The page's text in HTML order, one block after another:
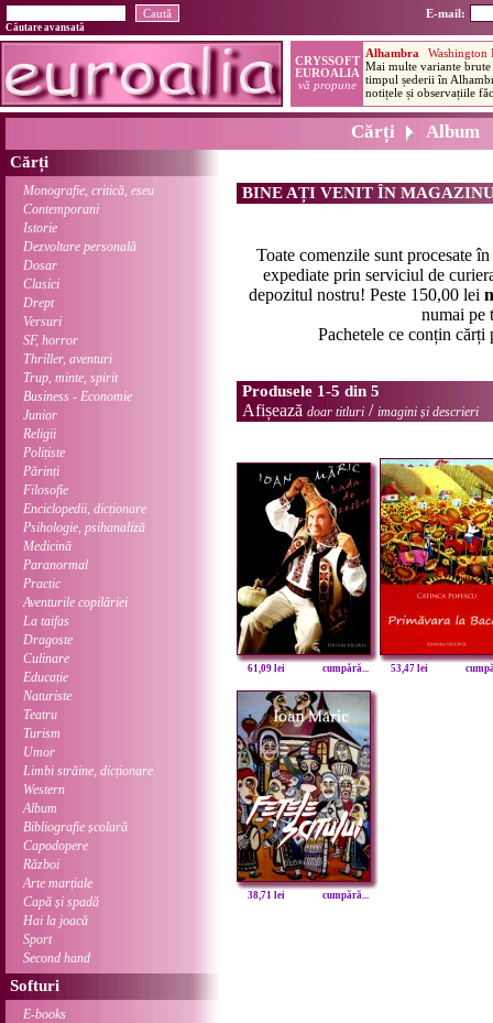
E-mail:
Căutare avansată
Cărți Album
Cărți
Monografie, critică, eseu
Contemporani
Istorie
Dezvoltare personală
Dosar
Clasici
Drept
Versuri
SF, horror
Thriller, aventuri
Trup, minte, spirit
Business - Economie
Junior
Religii
Polițiste
Părinți
Filosofie
Enciclopedii, dicționare
Psihologie, psihanaliză
Medicină
Paranormal
Practic
Aventurile copilăriei
La taifas
Dragoste
Culinare
Educație
Naturiste
Teatru
Turism
Umor
Limbi străine, dicționare
Western
Album
Bibliografie școlară
Capodopere
Război
Arte marțiale
Capă și spadă
Hai la joacă
Sport
Second hand
Softuri
E-books
BINE AȚI VENIT ÎN
Toate comenzile sunt procesate în
expediate prin serviciul de
depozitul nostru! Peste 150,00 lei
numai pe
Pachetele ce conțin cărți
Produsele 1-5 din 5
Afișează doar titluri / imagini și descrieri
61,09 lei cumpără... 53,47 lei
38,71 lei cumpără...